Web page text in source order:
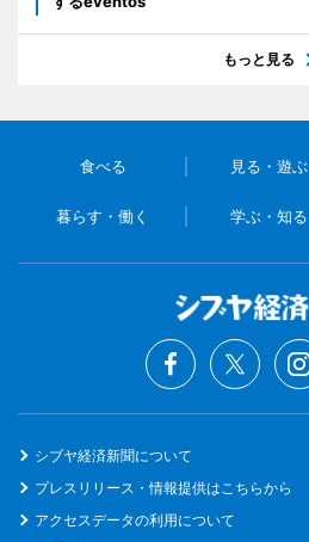
もっと見る
食べる 見る・遊ぶ
暮らす・働く 学ぶ・知る
シブヤ経済新聞について
プレスリリース・情報提供はこちらから
アクセスデータの利用について